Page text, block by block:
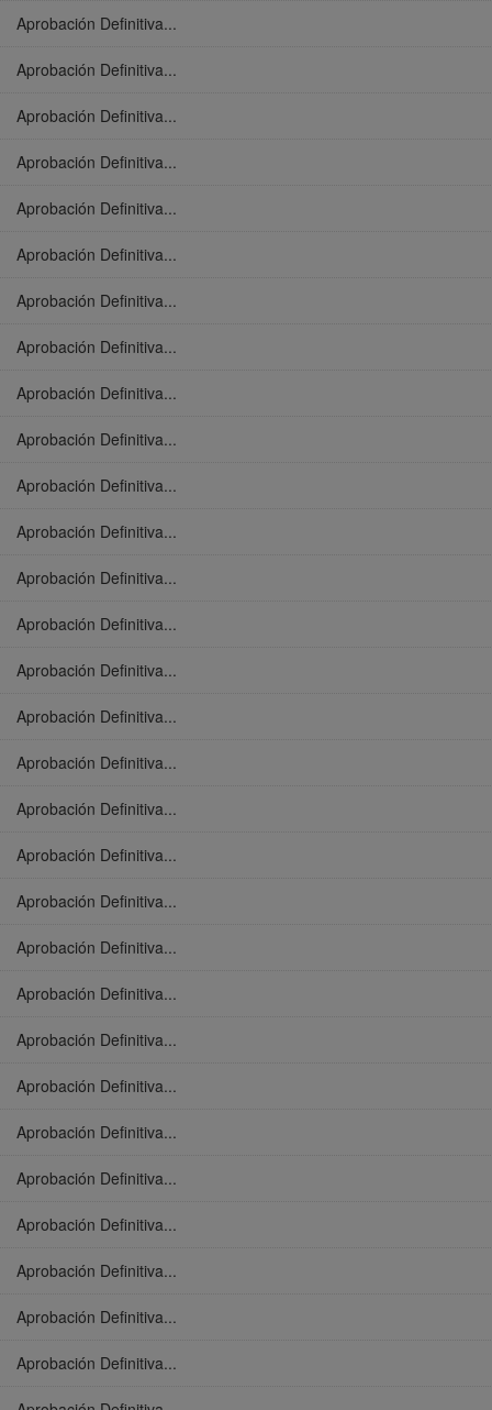
Aprobación Definitiva...
Aprobación Definitiva...
Aprobación Definitiva...
Aprobación Definitiva...
Aprobación Definitiva...
Aprobación Definitiva...
Aprobación Definitiva...
Aprobación Definitiva...
Aprobación Definitiva...
Aprobación Definitiva...
Aprobación Definitiva...
Aprobación Definitiva...
Aprobación Definitiva...
Aprobación Definitiva...
Aprobación Definitiva...
Aprobación Definitiva...
Aprobación Definitiva...
Aprobación Definitiva...
Aprobación Definitiva...
Aprobación Definitiva...
Aprobación Definitiva...
Aprobación Definitiva...
Aprobación Definitiva...
Aprobación Definitiva...
Aprobación Definitiva...
Aprobación Definitiva...
Aprobación Definitiva...
Aprobación Definitiva...
Aprobación Definitiva...
Aprobación Definitiva...